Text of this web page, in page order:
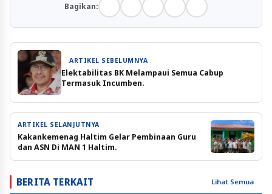
Bagikan:
ARTIKEL SEBELUMNYA
Elektabilitas BK Melampaui Semua Cabup
Termasuk Incumben.
ARTIKEL SELANJUTNYA
Kakankemenag Haltim Gelar Pembinaan Guru
dan ASN Di MAN 1 Haltim.
BERITA TERKAIT Lihat Semua